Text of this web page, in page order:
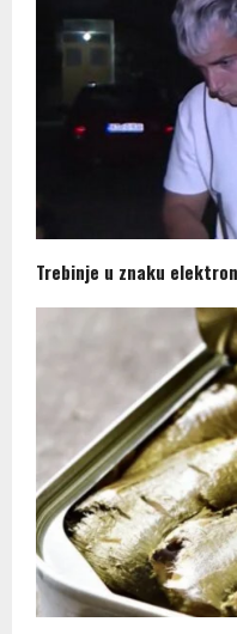
Trebinje u znaku